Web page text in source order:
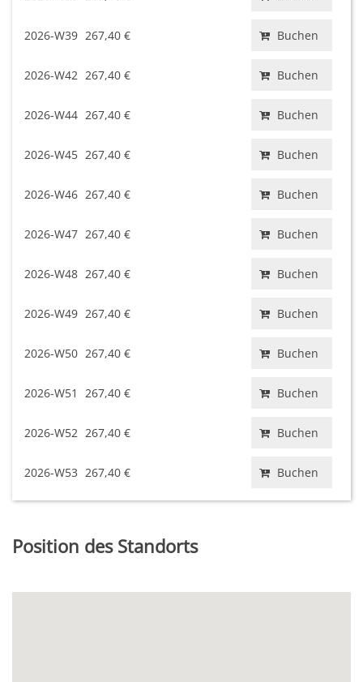
2026-W39 267,40 € Buchen
2026-W42 267,40 € Buchen
2026-W44 267,40 € Buchen
2026-W45 267,40 € Buchen
2026-W46 267,40 € Buchen
2026-W47 267,40 € Buchen
2026-W48 267,40 € Buchen
2026-W49 267,40 € Buchen
2026-W50 267,40 € Buchen
2026-W51 267,40 € Buchen
2026-W52 267,40 € Buchen
2026-W53 267,40 € Buchen
Position des Standorts